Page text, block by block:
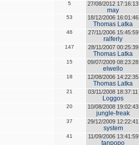
5 27/08/2012 17:16:13
may
53 18/12/2006 16:01:46
Thomas Latka
46 27/11/2006 15:45:59
ralferly
147 28/11/2007 00:25:39
Thomas Latka
15 09/07/2009 08:23:28
elwello
18 12/08/2006 14:22:35
Thomas Latka
21 03/11/2008 18:37:11
Loggos
20 10/08/2008 19:02:43
jungle-freak
37 29/12/2009 12:22:41
system
41 11/09/2006 13:41:59
tanpopo